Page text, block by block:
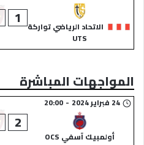
الاتحاد الرياضي تواركة
UTS
1
المواجهات المباشرة
24 فبراير 2024 -
20:00
أولمبيك آسفي OCS
2